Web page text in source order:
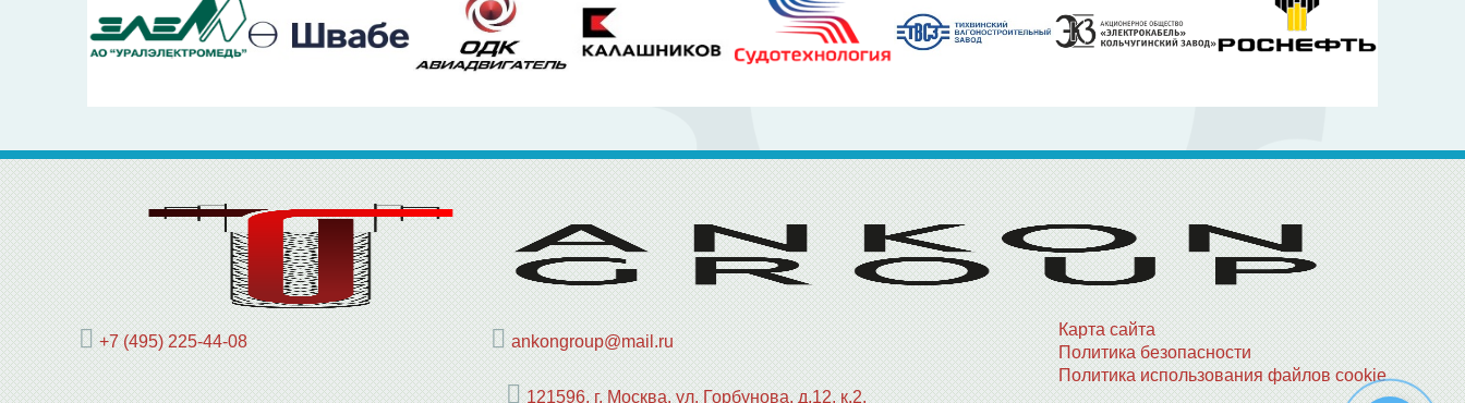
+7 (495) 225-44-08 ankongroup@mail.ru
121596, г. Москва, ул. Горбунова, д.12, к.2,
Карта сайта
Политика безопасности
Политика использования файлов cookie